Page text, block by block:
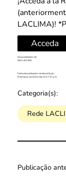
LACLIMA)!
Acceda
Una publicación de:
Red LACLIMA
Fecha de publicación de este artículo:
8 de marzo de 2024 a las 10:17:37 p.m.
Categoria(s):
Rede
Publicação